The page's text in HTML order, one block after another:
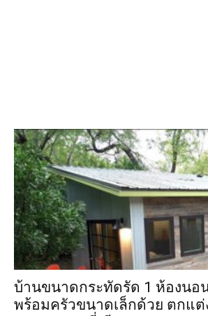
บ้านขนาดกระทัดรัด 1 ห้องนอ
พร้อมครัวขนาดเล็กด้วย ตกแต่